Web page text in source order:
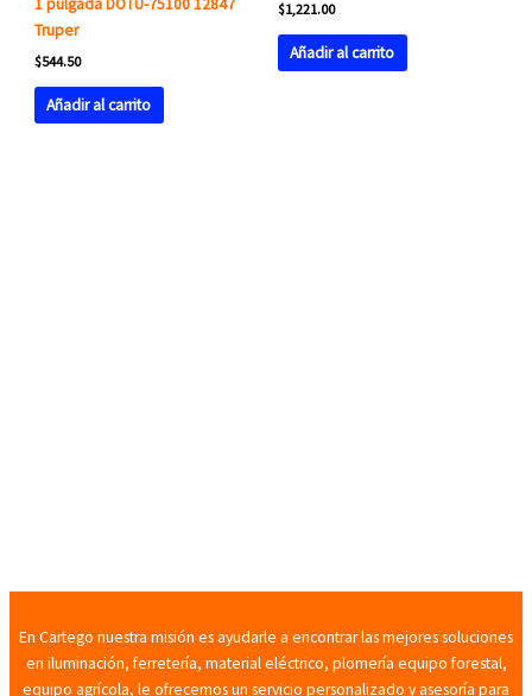
1 pulgada DOTU-75100 12847
Truper
$544.50
Añadir al carrito
$1,221.00
Añadir al carrito
En Cartego nuestra misión es ayudarle a encontrar las mejores soluciones
en iluminación, ferretería, material eléctrico, plomería equipo forestal,
equipo agrícola, le ofrecemos un servicio personalizado y asesoría para